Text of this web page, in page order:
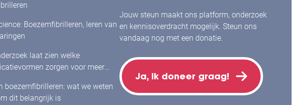
Boezemfibrilleren, leren van
laat zien welke
zorgen voor meer
boezemfibrilleren: wat we weten
dit belangrijk is
Jouw steun maakt ons platform, onderzoek
en kennisoverdracht mogelijk. Steun ons
vandaag nog met een donatie.
Ja, ik doneer graag!